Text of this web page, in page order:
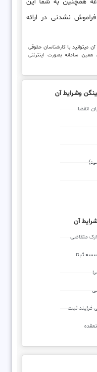
نشدنی در ارائه
میتوانید با کارشناسان حقوقی
سامانه بصورت اینترنتی
وشرایط آن
آن